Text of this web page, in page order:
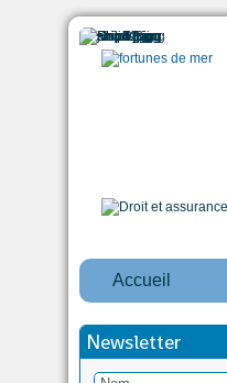
Accueil
Newsletter